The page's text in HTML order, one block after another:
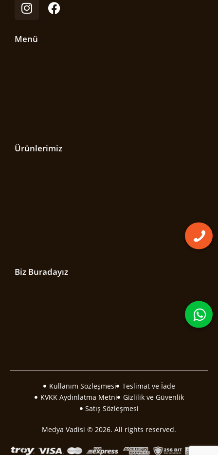
Menü
Ürünlerimiz
Biz Buradayız
Kullanım Sözleşmesi
Teslimat ve İade
KVKK Aydınlatma Metni
Gizlilik ve Güvenlik
Satış Sözleşmesi
Medya Vadisi © 2026. All rights reserved.